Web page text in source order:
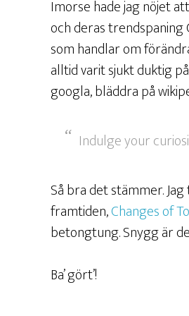
Imorse hade jag nöjet
och deras
som handlar om
alltid varit sjukt duktig
googla, bläddra på
Indulge your
Så bra det stämmer.
framtiden,Changes of
betongtung. Snygg är
Ba’ gört’!